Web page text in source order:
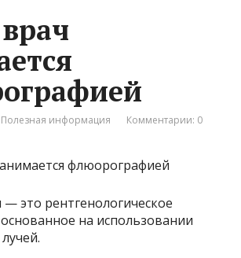
Полезная информация Комментарии: 0
это рентгенологическое
на использовании